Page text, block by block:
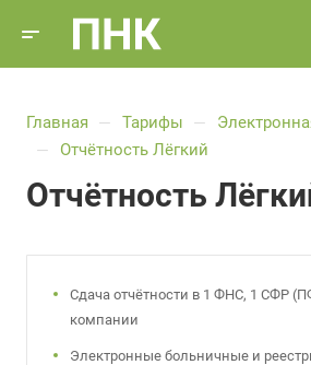
Главная — Тарифы —
—
Отчётность Лёгкий
Отчётность
Сдача отчётности в 1 ФНС, 1 СФР
компании
Электронные больничные и